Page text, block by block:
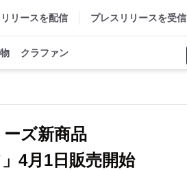
リースを配信 プレスリリースを受信
クラファン
ズ新商品
4月1日販売開始